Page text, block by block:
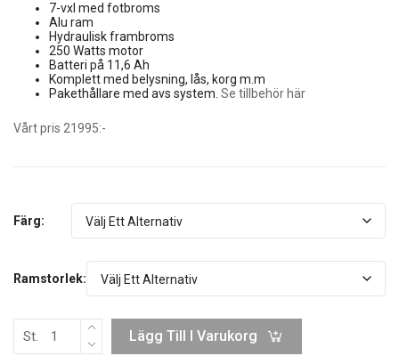
7-vxl med fotbroms
Alu ram
Hydraulisk frambroms
250 Watts motor
Batteri på 11,6 Ah
Komplett med belysning, lås, korg m.m
Pakethållare med avs system. Se tillbehör här
Vårt pris 21995:-
Färg:
Ramstorlek:
St. Lägg Till I Varukorg